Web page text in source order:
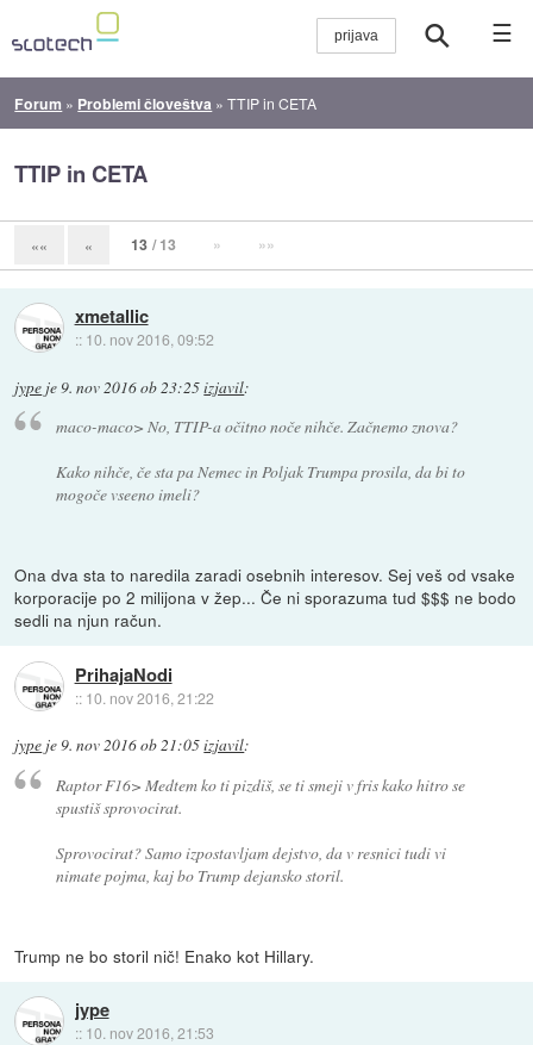
☰
Forum » Problemi človeštva »TTIP in CETA
TTIP in CETA
«« « 13 / 13 » »»
xmetallic
:: 10. nov 2016, 09:52
jype je9. nov 2016 ob 23:25izjavil:
maco-maco> No, TTIP-a očitno noče nihče. Začnemo znova?
Kako nihče, če sta pa Nemec in Poljak Trumpa prosila, da bi to
mogoče vseeno imeli?
Ona dva sta to naredila zaradi osebnih interesov. Sej veš od vsake
korporacije po 2 milijona v žep... Če ni sporazuma tud $$$ ne bodo
sedli na njun račun.
PrihajaNodi
:: 10. nov 2016, 21:22
jype je9. nov 2016 ob 21:05izjavil:
Raptor F16> Medtem ko ti pizdiš, se ti smeji v fris kako hitro se
spustiš sprovocirat.
Sprovocirat? Samo izpostavljam dejstvo, da v resnici tudi vi
nimate pojma, kaj bo Trump dejansko storil.
Trump ne bo storil nič! Enako kot Hillary.
jype
:: 10. nov 2016, 21:53